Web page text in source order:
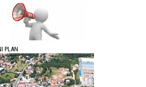
PLAN